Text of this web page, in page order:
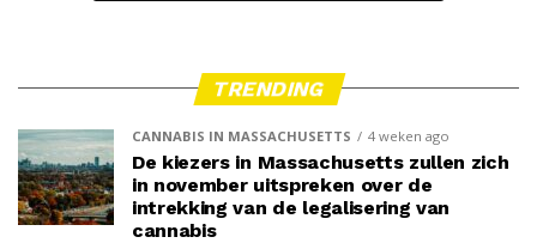
TRENDING
CANNABIS IN MASSACHUSETTS 4 weken ago
De kiezers in Massachusetts zullen zich
in november uitspreken over de
intrekking van de legalisering van
cannabis